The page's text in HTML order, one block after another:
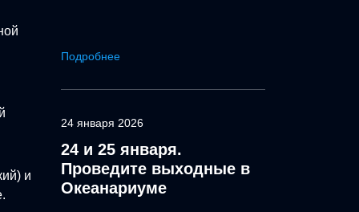
и
Подробнее
24 января 2026
24 и 25 января.
Проведите выходные в
Океанариуме